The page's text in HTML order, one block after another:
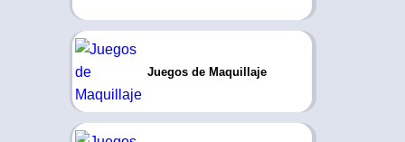
Juegos de Maquillaje